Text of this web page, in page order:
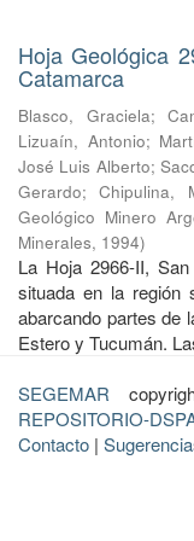
Hoja Geológica
Catamarca
Blasco, Graciela;
Lizuaín, Antonio;
José Luis Alberto;
Gerardo;Chipulina,
Geológico Minero
Minerales, 1994)
La Hoja 2966-II,
situada en la región
abarcando partes de
Estero y Tucumán.
SEGEMAR
REPOSITORIO-
Contacto |